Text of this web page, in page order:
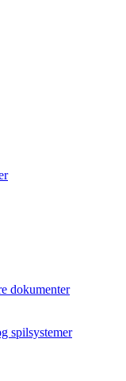
dokumenter
spilsystemer